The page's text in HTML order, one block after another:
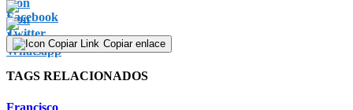
Copiar enlace
TAGS RELACIONADOS
Francisco